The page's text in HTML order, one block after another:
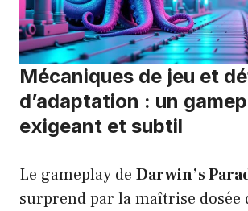
Mécaniques de jeu et
d’adaptation : un
exigeant et subtil
Le gameplay de Darwin’s
surprend par la maîtrise dosée